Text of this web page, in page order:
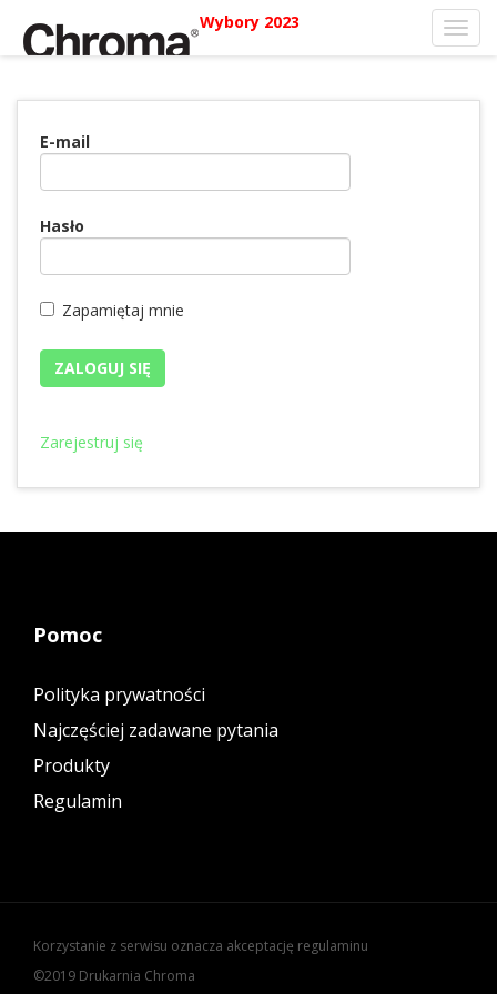
Wybory 2023
E-mail
Hasło
Zapamiętaj mnie
Zarejestruj się
Pomoc
Polityka prywatności
Najczęściej zadawane pytania
Produkty
Regulamin
Korzystanie z serwisu oznacza akceptację regulaminu
©2019 Drukarnia Chroma